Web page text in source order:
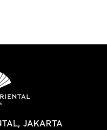
JAKARTA